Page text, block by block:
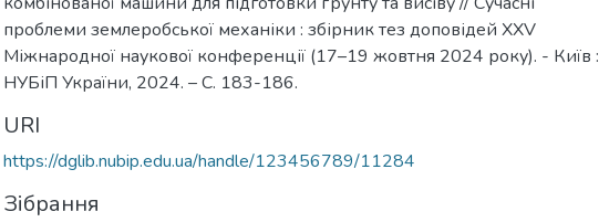
проблеми землеробської механіки : збірник тез доповідей XХV
Міжнародної наукової конференції (17–19 жовтня 2024 року). - Київ :
НУБіП України, 2024. – С. 183-186.
URI
https://dglib.nubip.edu.ua/handle/123456789/11284
Зібрання